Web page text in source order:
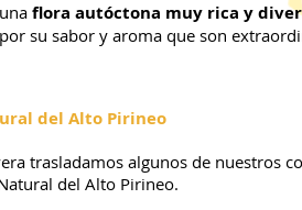
flora autóctona muy rica y
su sabor y aroma que son
del Alto Pirineo
trasladamos algunos de nuestros
del Alto Pirineo.